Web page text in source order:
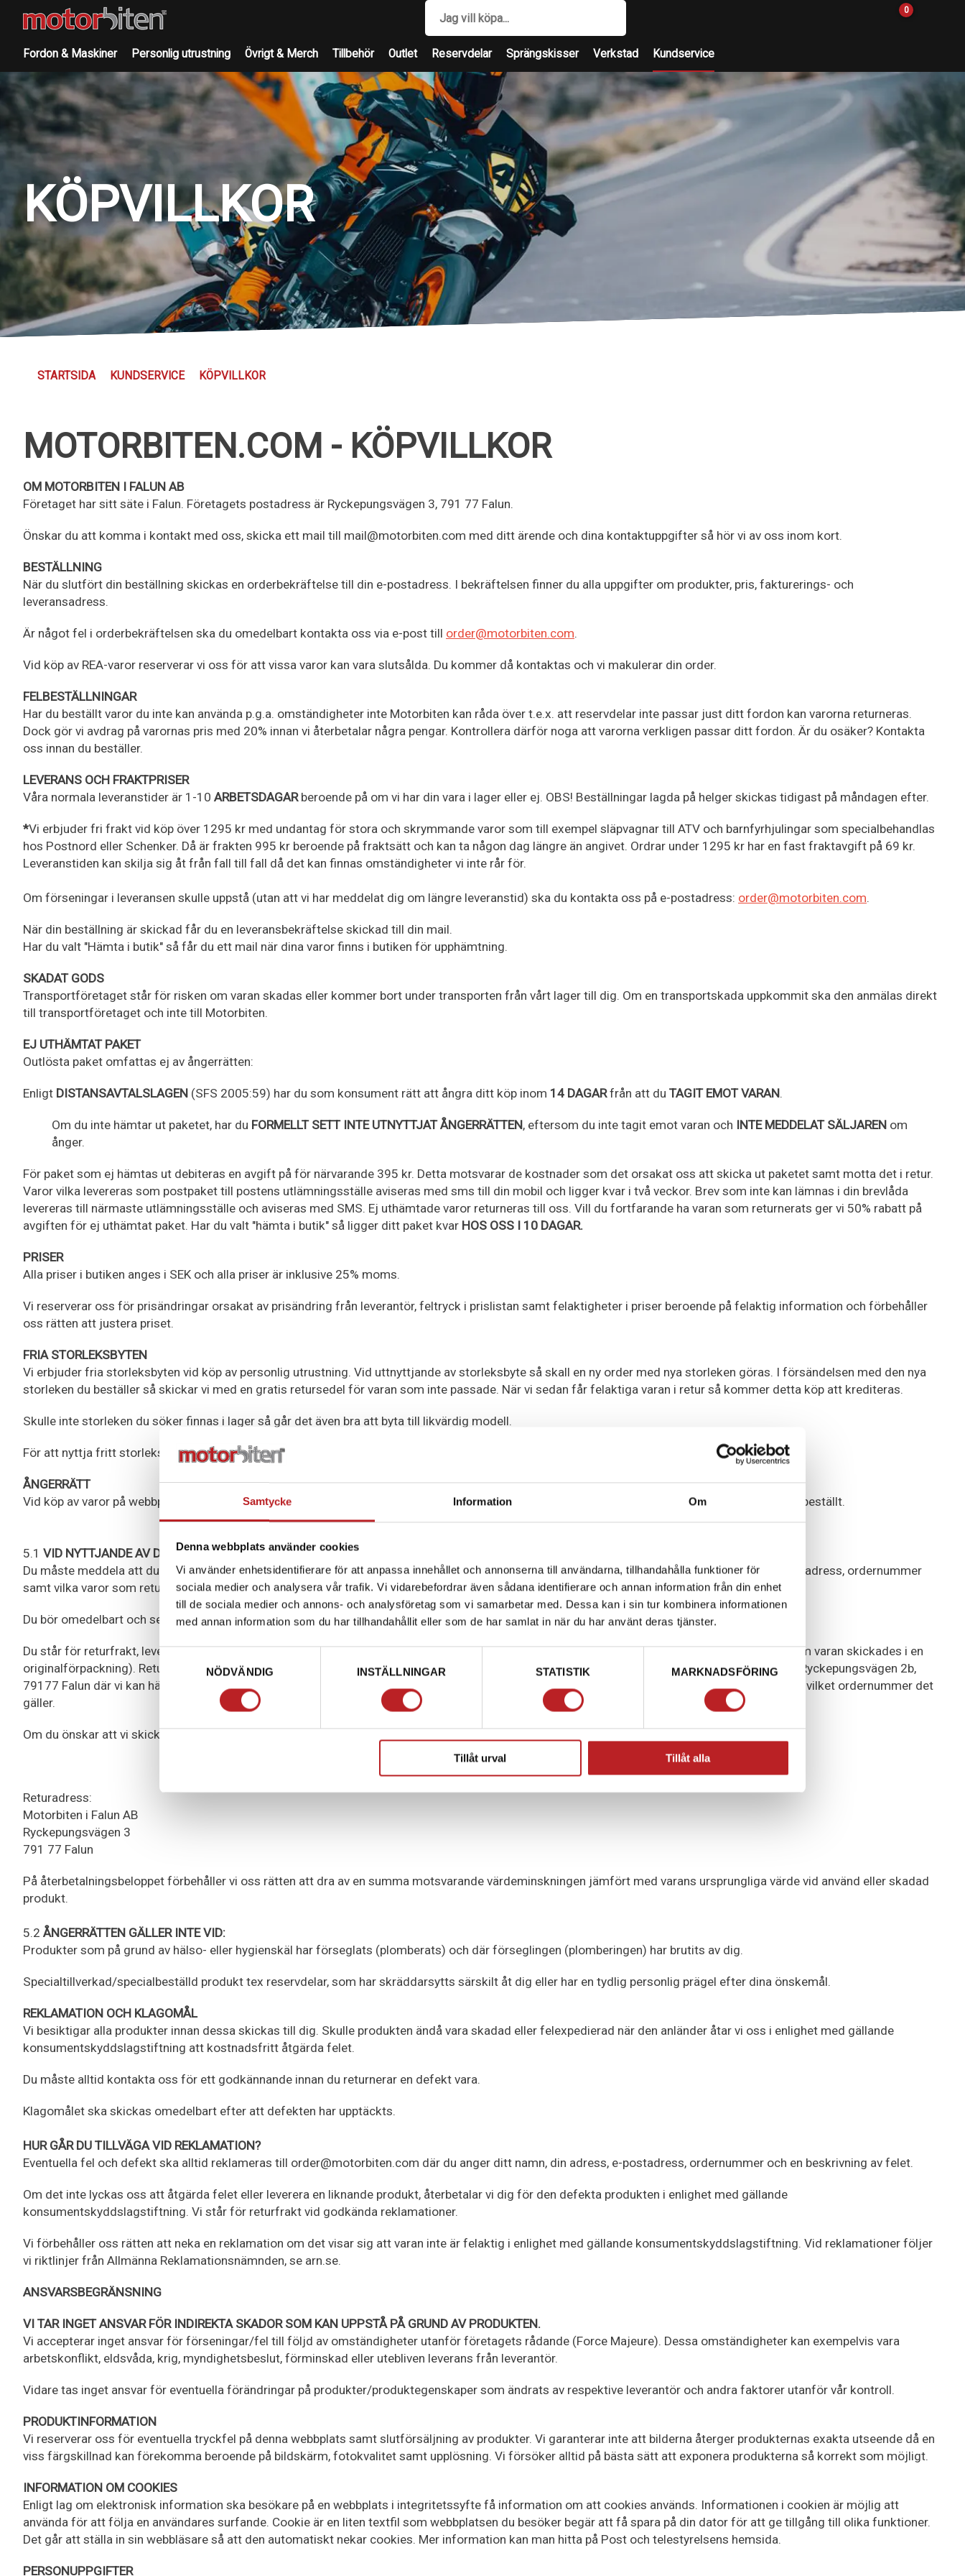
Samtycke Information Om
Denna webbplats använder cookies
Vi använder enhetsidentifierare för att anpassa innehållet och annonserna till användarna, tillhandahålla funktioner för
sociala medier och analysera vår trafik. Vi vidarebefordrar även sådana identifierare och annan information från din enhet
till de sociala medier och annons- och analysföretag som vi samarbetar med. Dessa kan i sin tur kombinera informationen
med annan information som du har tillhandahållit eller som de har samlat in när du har använt deras tjänster.
Samtyckesval
NÖDVÄNDIG
INSTÄLLNINGAR STATISTIK MARKNADSFÖRING
Tillåt urval Tillåt alla
0
Fordon & Maskiner Personlig utrustning Övrigt & Merch Tillbehör Outlet Reservdelar Sprängskisser Verkstad Kundservice
KÖPVILLKOR
STARTSIDA KUNDSERVICE KÖPVILLKOR
MOTORBITEN.COM - KÖPVILLKOR
OM MOTORBITEN I FALUN AB
Företaget har sitt säte i Falun. Företagets postadress är Ryckepungsvägen 3, 791 77 Falun.
Önskar du att komma i kontakt med oss, skicka ett mail till mail@motorbiten.com med ditt ärende och dina kontaktuppgifter så hör vi av oss inom kort.
BESTÄLLNING
När du slutfört din beställning skickas en orderbekräftelse till din e-postadress. I bekräftelsen finner du alla uppgifter om produkter, pris, fakturerings- och
leveransadress.
Är något fel i orderbekräftelsen ska du omedelbart kontakta oss via e-post till order@motorbiten.com.
Vid köp av REA-varor reserverar vi oss för att vissa varor kan vara slutsålda. Du kommer då kontaktas och vi makulerar din order.
FELBESTÄLLNINGAR
Har du beställt varor du inte kan använda p.g.a. omständigheter inte Motorbiten kan råda över t.e.x. att reservdelar inte passar just ditt fordon kan varorna returneras.
Dock gör vi avdrag på varornas pris med 20% innan vi återbetalar några pengar. Kontrollera därför noga att varorna verkligen passar ditt fordon. Är du osäker? Kontakta
oss innan du beställer.
LEVERANS OCH FRAKTPRISER
Våra normala leveranstider är 1-10 ARBETSDAGARberoende på om vi har din vara i lager eller ej. OBS! Beställningar lagda på helger skickas tidigast på måndagen efter.
*Vi erbjuder fri frakt vid köp över 1295 kr med undantag för stora och skrymmande varor som till exempel släpvagnar till ATV och barnfyrhjulingar som specialbehandlas
hos Postnord eller Schenker. Då är frakten 995 kr beroende på fraktsätt och kan ta någon dag längre än angivet. Ordrar under 1295 kr har en fast fraktavgift på 69 kr.
Leveranstiden kan skilja sig åt från fall till fall då det kan finnas omständigheter vi inte rår för.
Om förseningar i leveransen skulle uppstå (utan att vi har meddelat dig om längre leveranstid) ska du kontakta oss på e-postadress: order@motorbiten.com.
När din beställning är skickad får du en leveransbekräftelse skickad till din mail.
Har du valt "Hämta i butik" så får du ett mail när dina varor finns i butiken för upphämtning.
SKADAT GODS
Transportföretaget står för risken om varan skadas eller kommer bort under transporten från vårt lager till dig. Om en transportskada uppkommit ska den anmälas direkt
till transportföretaget och inte till Motorbiten.
EJ UTHÄMTAT PAKET
Outlösta paket omfattas ej av ångerrätten:
Enligt DISTANSAVTALSLAGEN (SFS 2005:59) har du som konsument rätt att ångra ditt köp inom 14 DAGARfrån att du TAGIT EMOT VARAN.
Om du inte hämtar ut paketet, har du FORMELLT SETT INTE UTNYTTJAT ÅNGERRÄTTEN, eftersom du inte tagit emot varan och INTE MEDDELAT SÄLJAREN om
ånger.
För paket som ej hämtas ut debiteras en avgift på för närvarande 395 kr. Detta motsvarar de kostnader som det orsakat oss att skicka ut paketet samt motta det i retur.
Varor vilka levereras som postpaket till postens utlämningsställe aviseras med sms till din mobil och ligger kvar i två veckor. Brev som inte kan lämnas i din brevlåda
levereras till närmaste utlämningsställe och aviseras med SMS. Ej uthämtade varor returneras till oss. Vill du fortfarande ha varan som returnerats ger vi 50% rabatt på
avgiften för ej uthämtat paket. Har du valt "hämta i butik" så ligger ditt paket kvar HOS OSS I 10 DAGAR.
PRISER
Alla priser i butiken anges i SEK och alla priser är inklusive 25% moms.
Vi reserverar oss för prisändringar orsakat av prisändring från leverantör, feltryck i prislistan samt felaktigheter i priser beroende på felaktig information och förbehåller
oss rätten att justera priset.
FRIA STORLEKSBYTEN
Vi erbjuder fria storleksbyten vid köp av personlig utrustning. Vid uttnyttjande av storleksbyte så skall en ny order med nya storleken göras. I försändelsen med den nya
storleken du beställer så skickar vi med en gratis retursedel för varan som inte passade. När vi sedan får felaktiga varan i retur så kommer detta köp att krediteras.
Skulle inte storleken du söker finnas i lager så går det även bra att byta till likvärdig modell.
För att nyttja fritt storleksbyte så fyller du i detta
ÅNGERRÄTT
Vid köp av varor på webbplatsen har du som kund en lagstiftad 14 dagars ångerrätt som gäller från det att du har tagit emot en vara som du har beställt.
5.1 VID NYTTJANDE AV DIN ÅNGERRÄTT:
Du måste meddela att du ångrar dig. Meddelandet ska skickas till ossmail@motorbiten.com. I ditt meddelande ska ditt namn, din adress, e-postadress, ordernummer
samt vilka varor som returneringen gäller framgå klart och tydligt.
Du bör omedelbart och senast inom lagstiftad 14 dagar efter ångermeddelandet returnera produkterna till oss.
Du står för returfrakt, leverans och skick på produkterna vid retur, produkterna bör därför skickas välpaketerade och i ursprunglig förpackning (om varan skickades i en
originalförpackning). Returen skall skickas direkt till vår adress på Ryckepungsvägen 3, 79177 Falun. Alternativt till PostNord Företagscenter på Ryckepungsvägen 2b,
79177 Falun där vi kan hämta ut paketet. Inga andra utlämningsställen accepteras. I paketet bör du även lägga en notis om att det är en retur och vilket ordernummer det
gäller.
Om du önskar att vi skickar dig en
Returadress:
Motorbiten i Falun AB
Ryckepungsvägen 3
791 77 Falun
På återbetalningsbeloppet förbehåller vi oss rätten att dra av en summa motsvarande värdeminskningen jämfört med varans ursprungliga värde vid använd eller skadad
produkt.
5.2 ÅNGERRÄTTEN GÄLLER INTE VID:
Produkter som på grund av hälso- eller hygienskäl har förseglats (plomberats) och där förseglingen (plomberingen) har brutits av dig.
Specialtillverkad/specialbeställd produkt tex reservdelar, som har skräddarsytts särskilt åt dig eller har en tydlig personlig prägel efter dina önskemål.
REKLAMATION OCH KLAGOMÅL
Vi besiktigar alla produkter innan dessa skickas till dig. Skulle produkten ändå vara skadad eller felexpedierad när den anländer åtar vi oss i enlighet med gällande
konsumentskyddslagstiftning att kostnadsfritt åtgärda felet.
Du måste alltid kontakta oss för ett godkännande innan du returnerar en defekt vara.
Klagomålet ska skickas omedelbart efter att defekten har upptäckts.
HUR GÅR DU TILLVÄGA VID REKLAMATION?
Eventuella fel och defekt ska alltid reklameras till order@motorbiten.com där du anger ditt namn, din adress, e-postadress, ordernummer och en beskrivning av felet.
Om det inte lyckas oss att åtgärda felet eller leverera en liknande produkt, återbetalar vi dig för den defekta produkten i enlighet med gällande
konsumentskyddslagstiftning. Vi står för returfrakt vid godkända reklamationer.
Vi förbehåller oss rätten att neka en reklamation om det visar sig att varan inte är felaktig i enlighet med gällande konsumentskyddslagstiftning. Vid reklamationer följer
vi riktlinjer från Allmänna Reklamationsnämnden, se arn.se.
ANSVARSBEGRÄNSNING
VI TAR INGET ANSVAR FÖR INDIREKTA SKADOR SOM KAN UPPSTÅ PÅ GRUND AV PRODUKTEN.
Vi accepterar inget ansvar för förseningar/fel till följd av omständigheter utanför företagets rådande (Force Majeure). Dessa omständigheter kan exempelvis vara
arbetskonflikt, eldsvåda, krig, myndighetsbeslut, förminskad eller utebliven leverans från leverantör.
Vidare tas inget ansvar för eventuella förändringar på produkter/produktegenskaper som ändrats av respektive leverantör och andra faktorer utanför vår kontroll.
PRODUKTINFORMATION
Vi reserverar oss för eventuella tryckfel på denna webbplats samt slutförsäljning av produkter. Vi garanterar inte att bilderna återger produkternas exakta utseende då en
viss färgskillnad kan förekomma beroende på bildskärm, fotokvalitet samt upplösning. Vi försöker alltid på bästa sätt att exponera produkterna så korrekt som möjligt.
INFORMATION OM COOKIES
Enligt lag om elektronisk information ska besökare på en webbplats i integritetssyfte få information om att cookies används. Informationen i cookien är möjlig att
använda för att följa en användares surfande. Cookie är en liten textfil som webbplatsen du besöker begär att få spara på din dator för att ge tillgång till olika funktioner.
Det går att ställa in sin webbläsare så att den automatiskt nekar cookies. Mer information kan man hitta på Post och telestyrelsens hemsida.
PERSONUPPGIFTER